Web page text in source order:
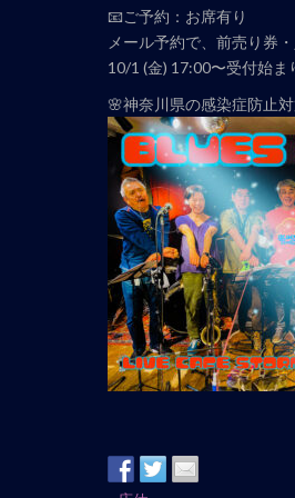
📧ご予約：お席有り
メール予約で、前売り券
10/1 (金) 17:00〜受付始ま
🌸神奈川県の感染症防止